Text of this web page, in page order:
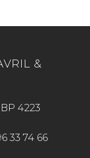
&
4223
33 74 66